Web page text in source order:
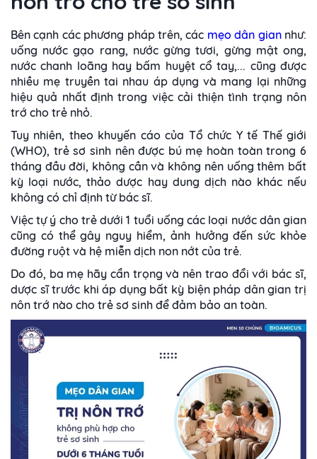
Bên cạnh các phương pháp trên, các mẹo dân giannhư:
uống nước gạo rang, nước gừng tươi, gừng mật ong,
nước chanh loãng hay bấm huyệt cổ tay,... cũng được
nhiều mẹ truyền tai nhau áp dụng và mang lại những
hiệu quả nhất định trong việc cải thiện tình trạng nôn
trớ cho trẻ nhỏ.
Tuy nhiên, theo khuyến cáo của Tổ chức Y tế Thế giới
(WHO), trẻ sơ sinh nên được bú mẹ hoàn toàn trong 6
tháng đầu đời, không cần và không nên uống thêm bất
kỳ loại nước, thảo dược hay dung dịch nào khác nếu
không có chỉ định từ bác sĩ.
Việc tự ý cho trẻ dưới 1 tuổi uống các loại nước dân gian
cũng có thể gây nguy hiểm, ảnh hưởng đến sức khỏe
đường ruột và hệ miễn dịch non nớt của trẻ.
Do đó, ba mẹ hãy cẩn trọng và nên trao đổi với bác sĩ,
dược sĩ trước khi áp dụng bất kỳ biện pháp dân gian trị
nôn trớ nào cho trẻ sơ sinh để đảm bảo an toàn.